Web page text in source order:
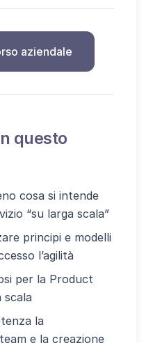
aziendale
questo
cosa si intende
“su larga scala”
principi e modelli
l’agilità
per la Product
scala
la
e la creazione